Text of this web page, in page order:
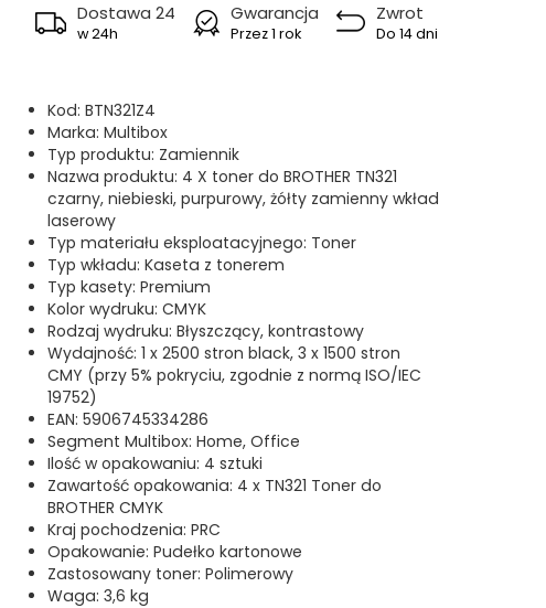
Dostawa 24
w 24h
Gwarancja
Przez 1 rok
Zwrot
Do 14 dni
Kod: BTN321Z4
Marka: Multibox
Typ produktu: Zamiennik
Nazwa produktu: 4 X toner do BROTHER TN321
czarny, niebieski, purpurowy, żółty zamienny wkład
laserowy
Typ materiału eksploatacyjnego: Toner
Typ wkładu: Kaseta z tonerem
Typ kasety: Premium
Kolor wydruku: CMYK
Rodzaj wydruku: Błyszczący, kontrastowy
Wydajność: 1 x 2500 stron black, 3 x 1500 stron
CMY (przy 5% pokryciu, zgodnie z normą ISO/IEC
19752)
EAN: 5906745334286
Segment Multibox: Home, Office
Ilość w opakowaniu: 4 sztuki
Zawartość opakowania: 4 x TN321 Toner do
BROTHER CMYK
Kraj pochodzenia: PRC
Opakowanie: Pudełko kartonowe
Zastosowany toner: Polimerowy
Waga: 3,6 kg